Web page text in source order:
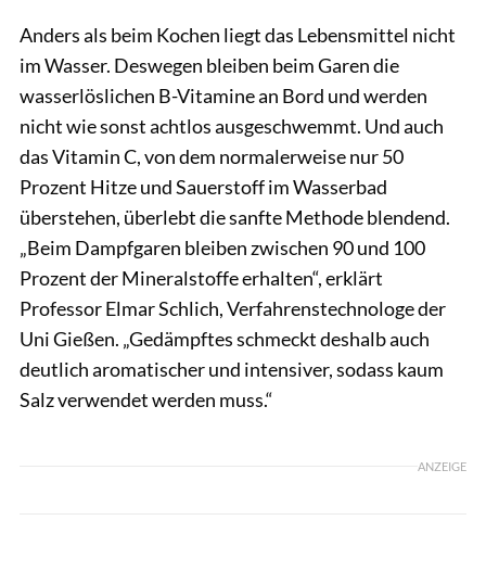
Anders als beim Kochen liegt das Lebensmittel nicht
im Wasser. Deswegen bleiben beim Garen die
wasserlöslichen B-Vitamine an Bord und werden
nicht wie sonst achtlos ausgeschwemmt. Und auch
das Vitamin C, von dem normalerweise nur 50
Prozent Hitze und Sauerstoff im Wasserbad
überstehen, überlebt die sanfte Methode blendend.
„Beim Dampfgaren ­bleiben zwischen 90 und 100
Prozent der Mineralstoffe erhalten“, erklärt
Professor Elmar Schlich, Verfahrenstechnologe der
Uni­ Gießen. „Gedämpftes schmeckt deshalb auch
deutlich aromatischer und intensiver, sodass kaum
Salz verwendet werden muss.“
ANZEIGE